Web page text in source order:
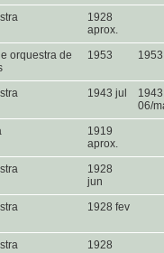
1928
aprox.
orquestra de
1953 1953
1943 jul
1943
06/
1919
aprox.
1928
jun
1928 fev
1928